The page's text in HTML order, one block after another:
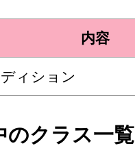
内容
ィション
のクラス一覧